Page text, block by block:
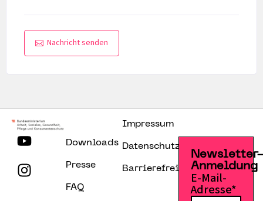
Nachricht senden
Downloads
Presse
FAQ
Impressum
Datenschutzerklärung
Barrierefreiheitserklärung
Anmeldung
E-Mail-
Adresse*